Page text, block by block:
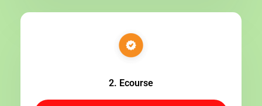
2. Ecourse